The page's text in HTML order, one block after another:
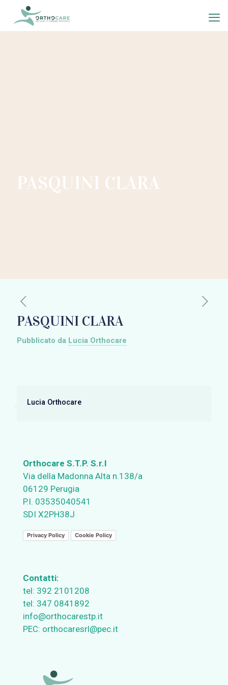
PASQUINI CLARA
PASQUINI CLARA
Pubblicato da Lucia Orthocare
Lucia Orthocare
Orthocare S.T.P. S.r.l
Via della Madonna Alta n.138/a
06129 Perugia
P.I. 03535040541
SDI X2PH38J
Privacy Policy Cookie Policy
Contatti:
tel: 392 2101208
tel: 347 0841892
info@orthocarestp.it
PEC: orthocaresrl@pec.it